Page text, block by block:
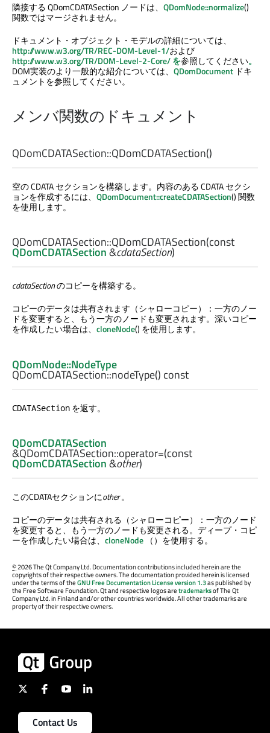
隣接する QDomCDATASection ノードは、 QDomNode::normalize()
関数ではマージされません。
ドキュメント・オブジェクト・モデルの詳細については、
http://www.w3.org/TR/REC-DOM-Level-1/および
http://www.w3.org/TR/DOM-Level-2-Core/ を参照してください。
DOM実装のより一般的な紹介については、 QDomDocument ドキ
ュメントを参照してください。
メンバ関数のドキュメント
QDomCDATASection::QDomCDATASection()
空の CDATA セクションを構築します。内容のある CDATA セクシ
ョンを作成するには、 QDomDocument::createCDATASection() 関数
を使用します。
QDomCDATASection::QDomCDATASection(const
QDomCDATASection&cdataSection)
cdataSectionのコピーを構築する。
コピーのデータは共有されます（シャローコピー）：一方のノー
ドを変更すると、もう一方のノードも変更されます。深いコピー
を作成したい場合は、 cloneNode() を使用します。
QDomNode::NodeType
QDomCDATASection::nodeType() const
CDATASection を返す。
QDomCDATASection
&QDomCDATASection::operator=(const
QDomCDATASection&other)
このCDATAセクションにother。
コピーのデータは共有される（シャローコピー）：一方のノード
を変更すると、もう一方のノードも変更される。ディープ・コピ
ーを作成したい場合は、 cloneNode （）を使用する。
©2026 The Qt Company Ltd. Documentation contributions included herein are the
copyrights of their respective owners. The documentation provided herein is licensed
under the terms of theGNU Free Documentation License version 1.3as published by
the Free Software Foundation. Qt and respective logos aretrademarksof The Qt
Company Ltd. in Finland and/or other countries worldwide. All other trademarks are
property of their respective owners.
Contact Us